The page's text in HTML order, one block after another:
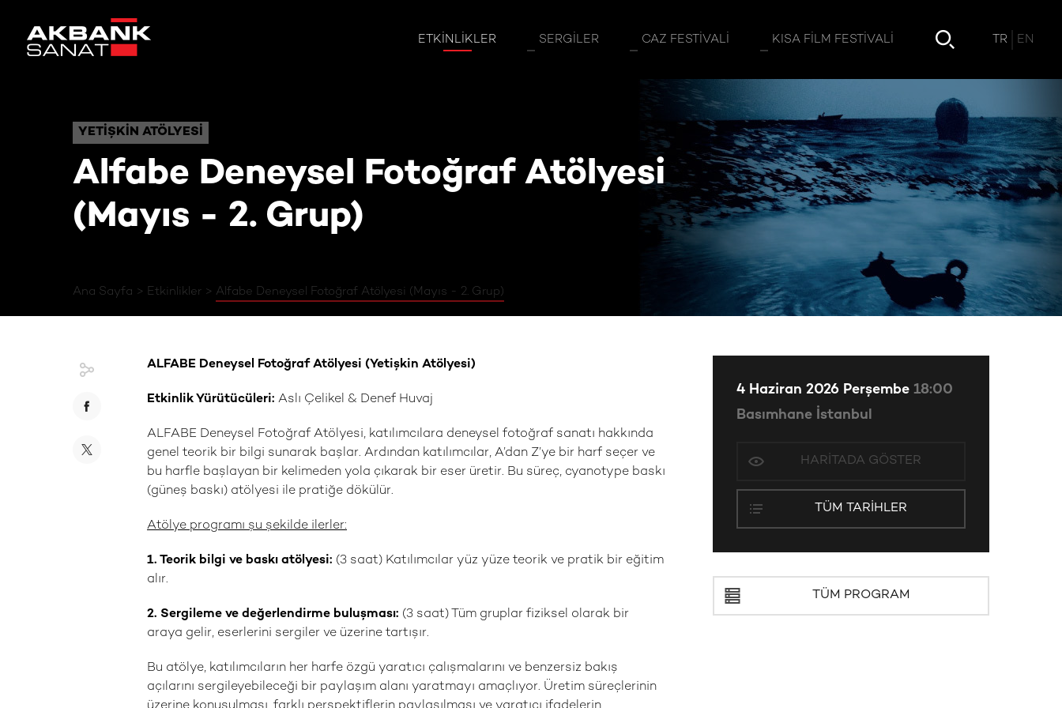
ETKINLIKLER SERGILER CAZ FESTIVALI KISA FILM FESTIVALI TR EN
YETIŞKIN ATÖLYESI
Alfabe Deneysel Fotoğraf Atölyesi
(Mayıs - 2. Grup)
Ana Sayfa Etkinlikler Alfabe Deneysel Fotoğraf Atölyesi (Mayıs - 2. Grup)
YETIŞKIN ATÖLYESI
ALFABE Deneysel Fotoğraf Atölyesi (Yetişkin Atölyesi)
Etkinlik Yürütücüleri: Aslı Çelikel & Denef Huvaj
ALFABE Deneysel Fotoğraf Atölyesi, katılımcılara deneysel fotoğraf sanatı hakkında
genel teorik bir bilgi sunarak başlar. Ardından katılımcılar, A’dan Z’ye bir harf seçer ve
bu harfle başlayan bir kelimeden yola çıkarak bir eser üretir. Bu süreç, cyanotype baskı
(güneş baskı) atölyesi ile pratiğe dökülür.
Atölye programı şu şekilde ilerler:
1. Teorik bilgi ve baskı atölyesi: (3 saat) Katılımcılar yüz yüze teorik ve pratik bir eğitim
alır.
2. Sergileme ve değerlendirme buluşması: (3 saat) Tüm gruplar fiziksel olarak bir
araya gelir, eserlerini sergiler ve üzerine tartışır.
Bu atölye, katılımcıların her harfe özgü yaratıcı çalışmalarını ve benzersiz bakış
açılarını sergileyebileceği bir paylaşım alanı yaratmayı amaçlıyor. Üretim süreçlerinin
4 Haziran 2026 Perşembe 18:00
Basımhane İstanbul
HARITADA GÖSTER
TÜM TARIHLER
TÜM PROGRAM